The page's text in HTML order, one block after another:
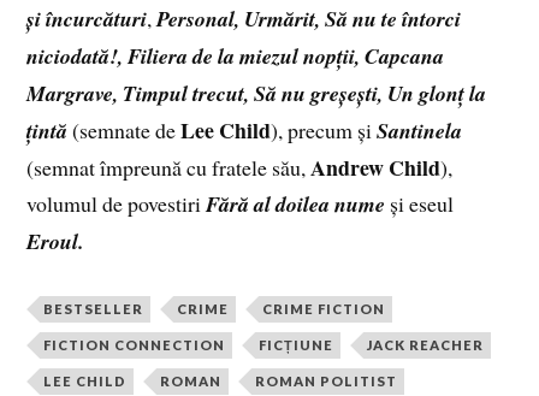
și încurcături,Personal, Urmărit, Să nu te întorci
niciodată!, Filiera de la miezul nopții, Capcana
Margrave, Timpul trecut, Să nu greșești, Un glonț la
țintă (semnate deLee Child), precum șiSantinela
(semnat împreună cu fratele său, Andrew Child),
volumul de povestiri Fără al doilea nume și eseul
Eroul.
BESTSELLER CRIME CRIME FICTION
FICTION CONNECTION FICȚIUNE JACK REACHER
LEE CHILD ROMAN ROMAN POLITIST